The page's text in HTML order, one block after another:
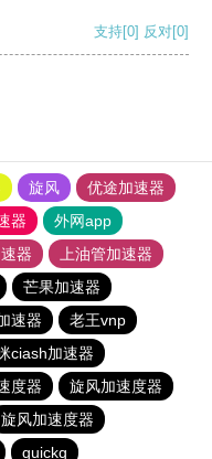
支持[0] 反对[0]
旋风
优途加速器
器
外网app
器
上油管加速器
芒果加速器
速器
老王vnp
ciash加速器
度器
旋风加速度器
旋风加速度器
quickq